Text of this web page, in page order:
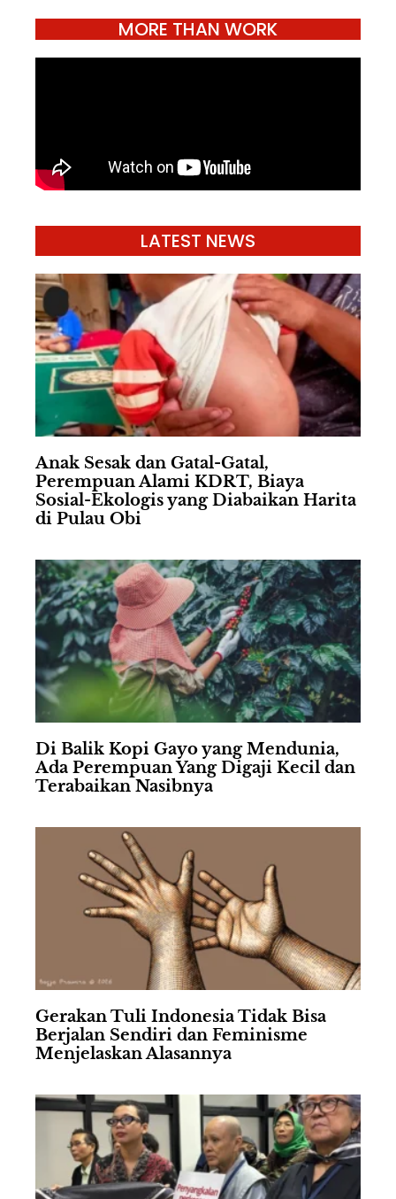
MORE THAN WORK
LATEST NEWS
Anak Sesak dan Gatal-Gatal,
Perempuan Alami KDRT, Biaya
Sosial-Ekologis yang Diabaikan Harita
di Pulau Obi
Di Balik Kopi Gayo yang Mendunia,
Ada Perempuan Yang Digaji Kecil dan
Terabaikan Nasibnya
Gerakan Tuli Indonesia Tidak Bisa
Berjalan Sendiri dan Feminisme
Menjelaskan Alasannya